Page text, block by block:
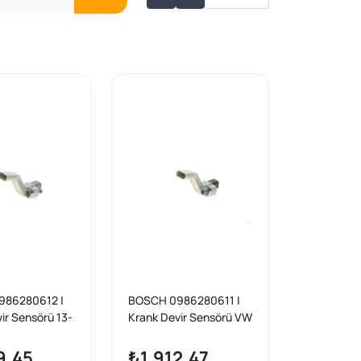
|
Sensörü 13-
Leo-Ibz-
BOSCH 0986280611 |
Krank Devir Sensörü VW
Tiguan T6 / Audi A3 /